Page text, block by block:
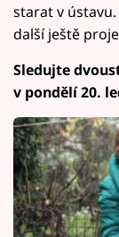
starat v
další ještě
Sledujte
v pondělí 20.